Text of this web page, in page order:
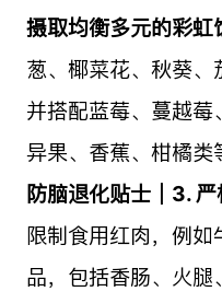
摄取均衡多元的彩虹
葱、椰菜花、秋葵、
并搭配蓝莓、蔓越
异果、香蕉、柑橘类
防脑退化贴士｜3.
限制食用红肉，例如
品，包括香肠、火腿